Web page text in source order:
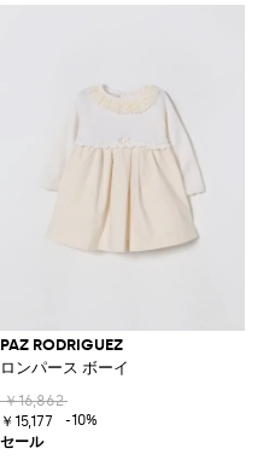
PAZ RODRIGUEZ
ロンパース ボーイ
￥16,862
￥15,177
-10%